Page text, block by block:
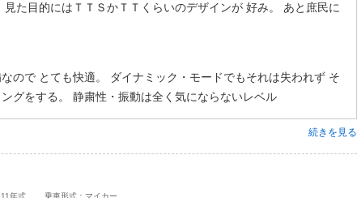
た目的にはＴＴＳかＴＴくらいのデザインが 好み。 あと庶民に
ので とても快適。 ダイナミック・モードでもそれは失われず そ
グをする。 静粛性・振動は全く気にならないレベル
続きを見る
年式
乗車形式：マイカー